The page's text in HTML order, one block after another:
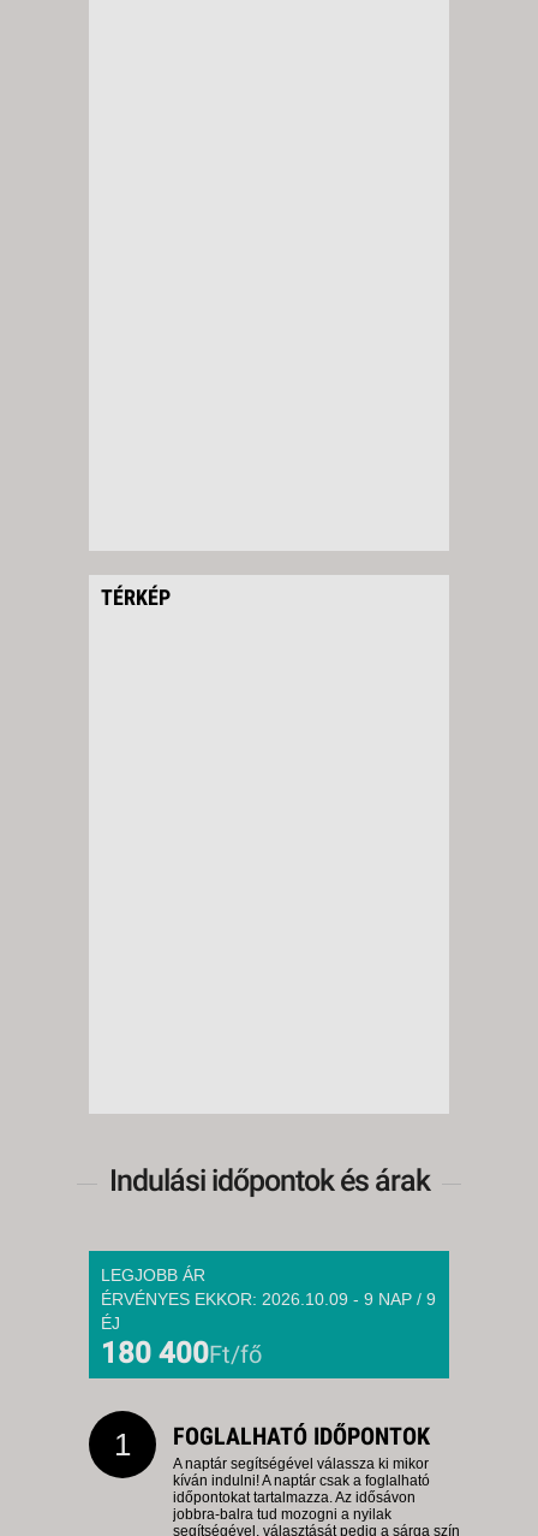
TÉRKÉP
Indulási időpontok és árak
LEGJOBB ÁR
ÉRVÉNYES EKKOR: 2026.10.09 - 9 NAP / 9
ÉJ
180 400Ft/fő
1 FOGLALHATÓ IDŐPONTOK
A naptár segítségével válassza ki mikor
kíván indulni! A naptár csak a foglalható
időpontokat tartalmazza. Az idősávon
jobbra-balra tud mozogni a nyilak
segítségével, választását pedig a sárga szín